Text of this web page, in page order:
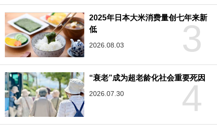
3
2025年日本大米消费量创七年来新
低
2026.08.03
4
“衰老”成为超老龄化社会重要死因
2026.07.30